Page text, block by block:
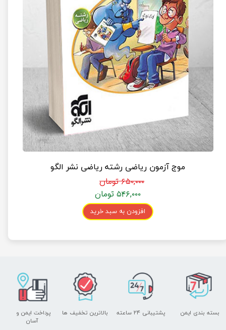
موج آزمون ریاضی رشته ریاضی نشر الگو
۶۵۰,۰۰۰ تومان
۵۴۶,۰۰۰ تومان
افزودن به سبد خرید
پشتیبانی ۲۴ ساعته
پرداخت ایمن و ​​​​​​​
آسان
بسته بندی ایمن بالاترین تخفیف ها